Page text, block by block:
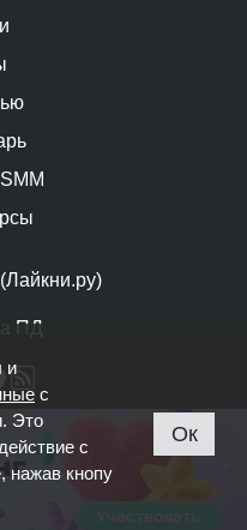
ПД
и
с
Это
с
нажав кнопу
Ок